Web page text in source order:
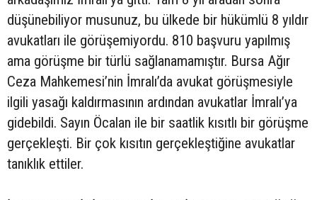
düşünebiliyor musunuz, bu ülkede bir hükümlü 8 yıldır
avukatları ile görüşemiyordu. 810 başvuru yapılmış
ama görüşme bir türlü sağlanamamıştır. Bursa Ağır
Ceza Mahkemesi’nin İmralı’da avukat görüşmesiyle
ilgili yasağı kaldırmasının ardından avukatlar İmralı’ya
gidebildi. Sayın Öcalan ile bir saatlik kısıtlı bir görüşme
gerçekleşti. Bir çok kısıtın gerçekleştiğine avukatlar
tanıklık ettiler.